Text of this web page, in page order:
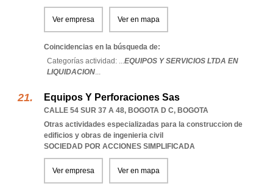
Ver empresa Ver en mapa
Coincidencias en la búsqueda de:
Categorías actividad: ...EQUIPOS Y SERVICIOS LTDA EN
LIQUIDACION...
Equipos Y Perforaciones Sas
CALLE 54 SUR 37 A 48, BOGOTA D C, BOGOTA
Otras actividades especializadas para la construccion de
edificios y obras de ingenieria civil
SOCIEDAD POR ACCIONES SIMPLIFICADA
Ver empresa Ver en mapa